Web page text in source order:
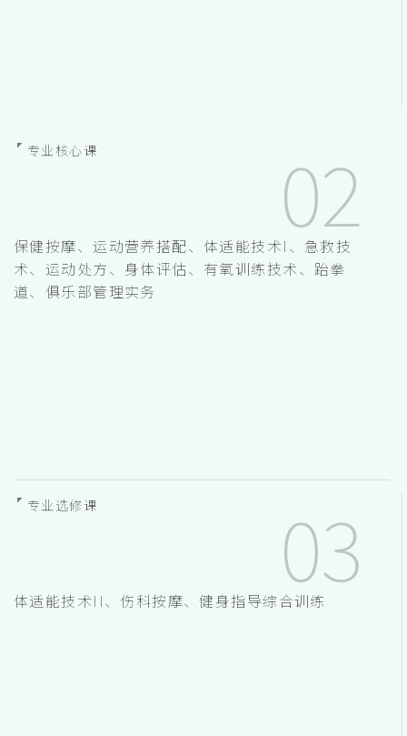
专业核心课
保健按摩、运动营养搭配、体适能技术I、急救技
术、运动处方、身体评估、有氧训练技术、跆拳
道、俱乐部管理实务
专业选修课
体适能技术II、伤科按摩、健身指导综合训练